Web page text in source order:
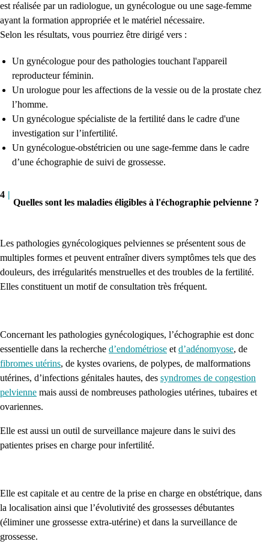
est réalisée par un radiologue, un gynécologue ou une sage-femme
ayant la formation appropriée et le matériel nécessaire.
Selon les résultats, vous pourriez être dirigé vers :
Un gynécologue pour des pathologies touchant l'appareil
reproducteur féminin.
Un urologue pour les affections de la vessie ou de la prostate chez
l’homme.
Un gynécologue spécialiste de la fertilité dans le cadre d'une
investigation sur l’infertilité.
Un gynécologue-obstétricien ou une sage-femme dans le cadre
d’une échographie de suivi de grossesse.
4 |
Quelles sont les maladies éligibles à l'échographie pelvienne ?
Les pathologies gynécologiques pelviennes se présentent sous de
multiples formes et peuvent entraîner divers symptômes tels que des
douleurs, des irrégularités menstruelles et des troubles de la fertilité.
Elles constituent un motif de consultation très fréquent.
Concernant les pathologies gynécologiques, l’échographie est donc
essentielle dans la recherche d’endométriose et d’adénomyose, de
fibromes utérins, de kystes ovariens, de polypes, de malformations
utérines, d’infections génitales hautes, des syndromes de congestion
pelvienne mais aussi de nombreuses pathologies utérines, tubaires et
ovariennes.
Elle est aussi un outil de surveillance majeure dans le suivi des
patientes prises en charge pour infertilité.
Elle est capitale et au centre de la prise en charge en obstétrique, dans
la localisation ainsi que l’évolutivité des grossesses débutantes
(éliminer une grossesse extra-utérine) et dans la surveillance de
grossesse.